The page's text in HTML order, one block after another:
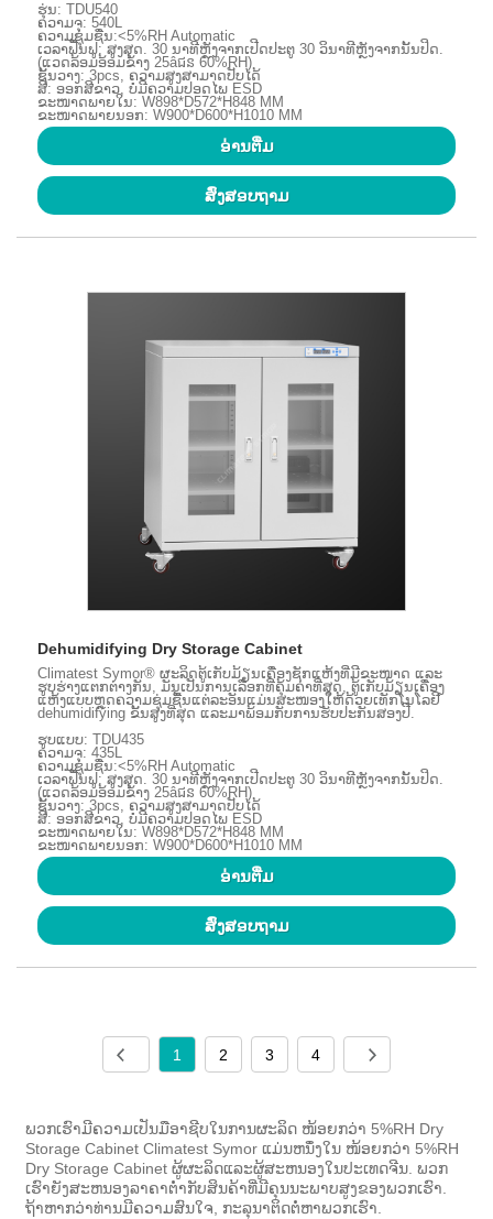
ຮຸ່ນ: TDU540
ຄວາມຈຸ: 540L
ຄວາມຊຸ່ມຊື່ນ:<5%RH Automatic
ເວລາຟື້ນຟູ: ສູງສຸດ. 30 ນາທີຫຼັງຈາກເປີດປະຕູ 30 ວິນາທີຫຼັງຈາກນັ້ນປິດ.
(ແວດລ້ອມອ້ອມຂ້າງ 25âជន​ 60%RH)
ຊັ້ນວາງ: 3pcs, ຄວາມສູງສາມາດປັບໄດ້
ສີ: ອອກສີຂາວ, ບໍ່ມີຄວາມປອດໄພ ESD
ຂະໜາດພາຍໃນ: W898*D572*H848 MM
ຂະໜາດພາຍນອກ: W900*D600*H1010 MM
ອ່ານ​ຕື່ມ
ສົ່ງສອບຖາມ
Dehumidifying Dry Storage Cabinet
Climatest Symor® ຜະລິດຕູ້ເກັບມ້ຽນເຄື່ອງຊັກແຫ້ງທີ່ມີຂະໜາດ ແລະ
ຮູບຮ່າງແຕກຕ່າງກັນ, ມັນເປັນການເລືອກທີ່ຄຸ້ມຄ່າທີ່ສຸດ, ຕູ້ເກັບມ້ຽນເຄື່ອງ
ແຫ້ງແບບຫຼຸດຄວາມຊຸ່ມຊື້ນແຕ່ລະອັນແມ່ນສະໜອງໃຫ້ດ້ວຍເທັກໂນໂລຢີ
dehumidifying ຂັ້ນສູງທີ່ສຸດ ແລະມາພ້ອມກັບການຮັບປະກັນສອງປີ.
ຮູບແບບ: TDU435
ຄວາມຈຸ: 435L
ຄວາມຊຸ່ມຊື່ນ:<5%RH Automatic
ເວລາຟື້ນຟູ: ສູງສຸດ. 30 ນາທີຫຼັງຈາກເປີດປະຕູ 30 ວິນາທີຫຼັງຈາກນັ້ນປິດ.
(ແວດລ້ອມອ້ອມຂ້າງ 25âជន​ 60%RH)
ຊັ້ນວາງ: 3pcs, ຄວາມສູງສາມາດປັບໄດ້
ສີ: ອອກສີຂາວ, ບໍ່ມີຄວາມປອດໄພ ESD
ຂະໜາດພາຍໃນ: W898*D572*H848 MM
ຂະໜາດພາຍນອກ: W900*D600*H1010 MM
ອ່ານ​ຕື່ມ
ສົ່ງສອບຖາມ
1 2 3 4
ພວກເຮົາມີຄວາມເປັນມືອາຊີບໃນການຜະລິດ ໜ້ອຍກວ່າ 5%RH Dry
Storage Cabinet Climatest Symor ແມ່ນຫນຶ່ງໃນ ໜ້ອຍກວ່າ 5%RH
Dry Storage Cabinet ຜູ້ຜະລິດແລະຜູ້ສະຫນອງໃນປະເທດຈີນ. ພວກ
ເຮົາຍັງສະຫນອງລາຄາຕ່ໍາກັບສິນຄ້າທີ່ມີຄຸນນະພາບສູງຂອງພວກເຮົາ.
ຖ້າຫາກວ່າທ່ານມີຄວາມສົນໃຈ, ກະລຸນາຕິດຕໍ່ຫາພວກເຮົາ.